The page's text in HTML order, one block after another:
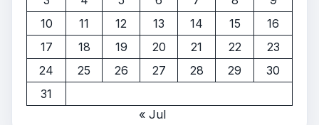
10
11 12 13 14 15
16
17
18 19 20 21 22
23
24
25 26 27 28 29
30
31
« Jul